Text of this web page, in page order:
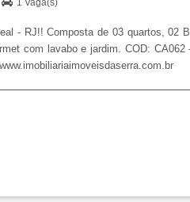
1 Vaga(s)
- RJ!! Composta de 03 quartos, 02
com lavabo e jardim. COD: CA062